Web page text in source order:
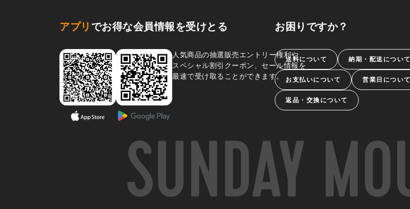
アプリ でお得な会員情報を受けとる
人気商品の抽選販売エントリー権利や、
スペシャル割引クーポン、セール情報を
最速で受け取ることができます。
お困りですか？
送料について 納期・配送について
お支払いについて 営業日について
返品・交換について